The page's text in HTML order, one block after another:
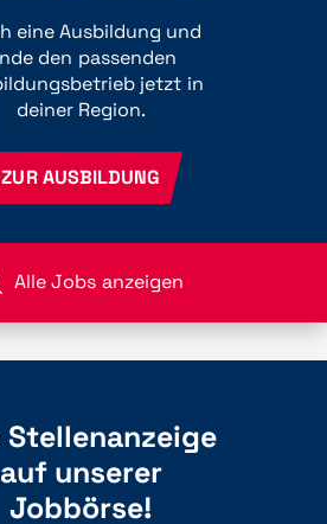
eine Ausbildung und
den passenden
jetzt in
deiner Region.
ZUR AUSBILDUNG
Alle Jobs anzeigen
Stellenanzeige
auf unserer
Jobbörse!